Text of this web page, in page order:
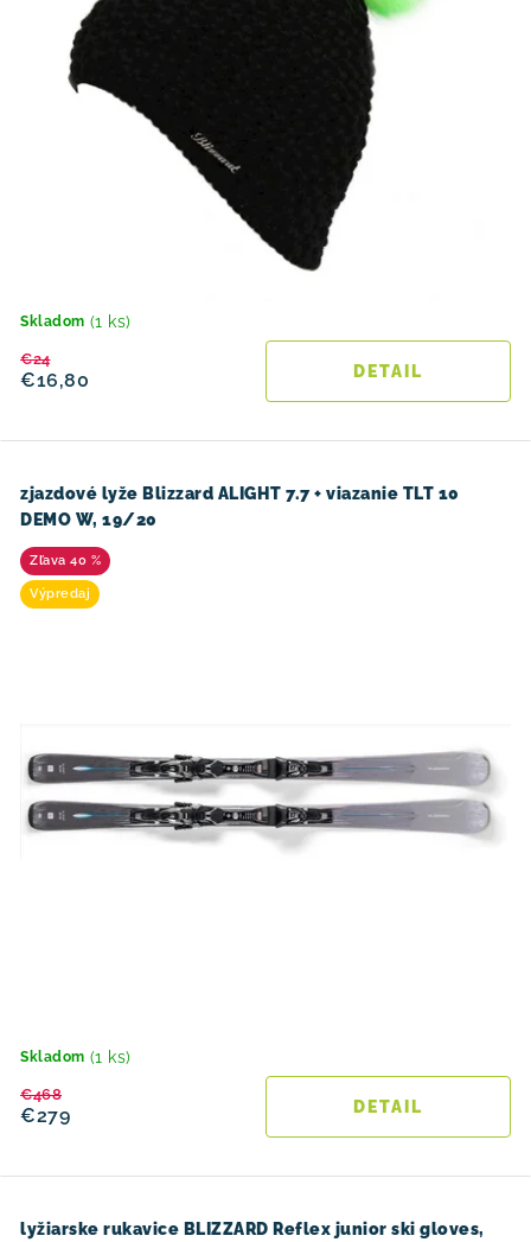
Skladom (1 ks)
€16,80
€24
DETAIL
zjazdové lyže Blizzard ALIGHT 7.7 + viazanie TLT 10
DEMO W, 19/20
40 %
Výpredaj
Skladom (1 ks)
€279
€468
DETAIL
lyžiarske rukavice BLIZZARD Reflex junior ski gloves,